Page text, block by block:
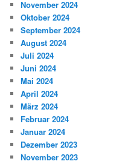
November 2024
Oktober 2024
September 2024
August 2024
Juli 2024
Juni 2024
Mai 2024
April 2024
März 2024
Februar 2024
Januar 2024
Dezember 2023
November 2023